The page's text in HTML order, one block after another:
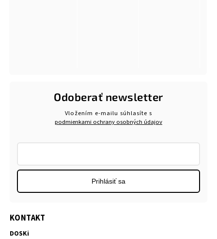
KONTAKT
DOSKi
Odoberať newsletter
Vložením e-mailu súhlasíte s
podmienkami ochrany osobných údajov
Prihlásiť sa